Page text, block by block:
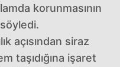
korunmasının
açısından siraz
taşıdığına işaret